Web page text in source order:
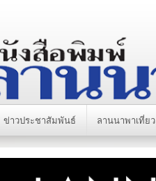
ข่าวประชาสัมพันธ์ ลานนาพาเที่ยว